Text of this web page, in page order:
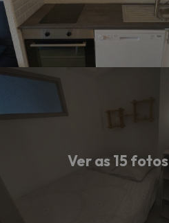
Ver as 15 fotos